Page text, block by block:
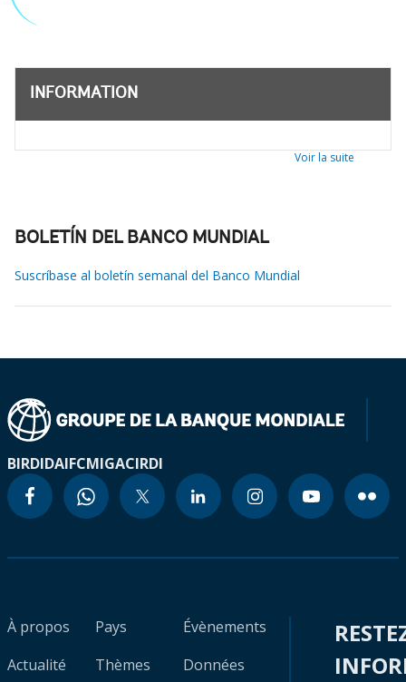
INFORMATION
Voir la suite
BOLETÍN DEL BANCO MUNDIAL
Suscríbase al boletín semanal del Banco Mundial
BIRDIDAIFCMIGACIRDI
À propos
Actualité
Pays
Thèmes
Évènements
Données